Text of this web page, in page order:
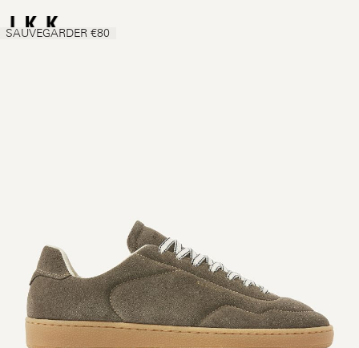
SAUVEGARDER €80